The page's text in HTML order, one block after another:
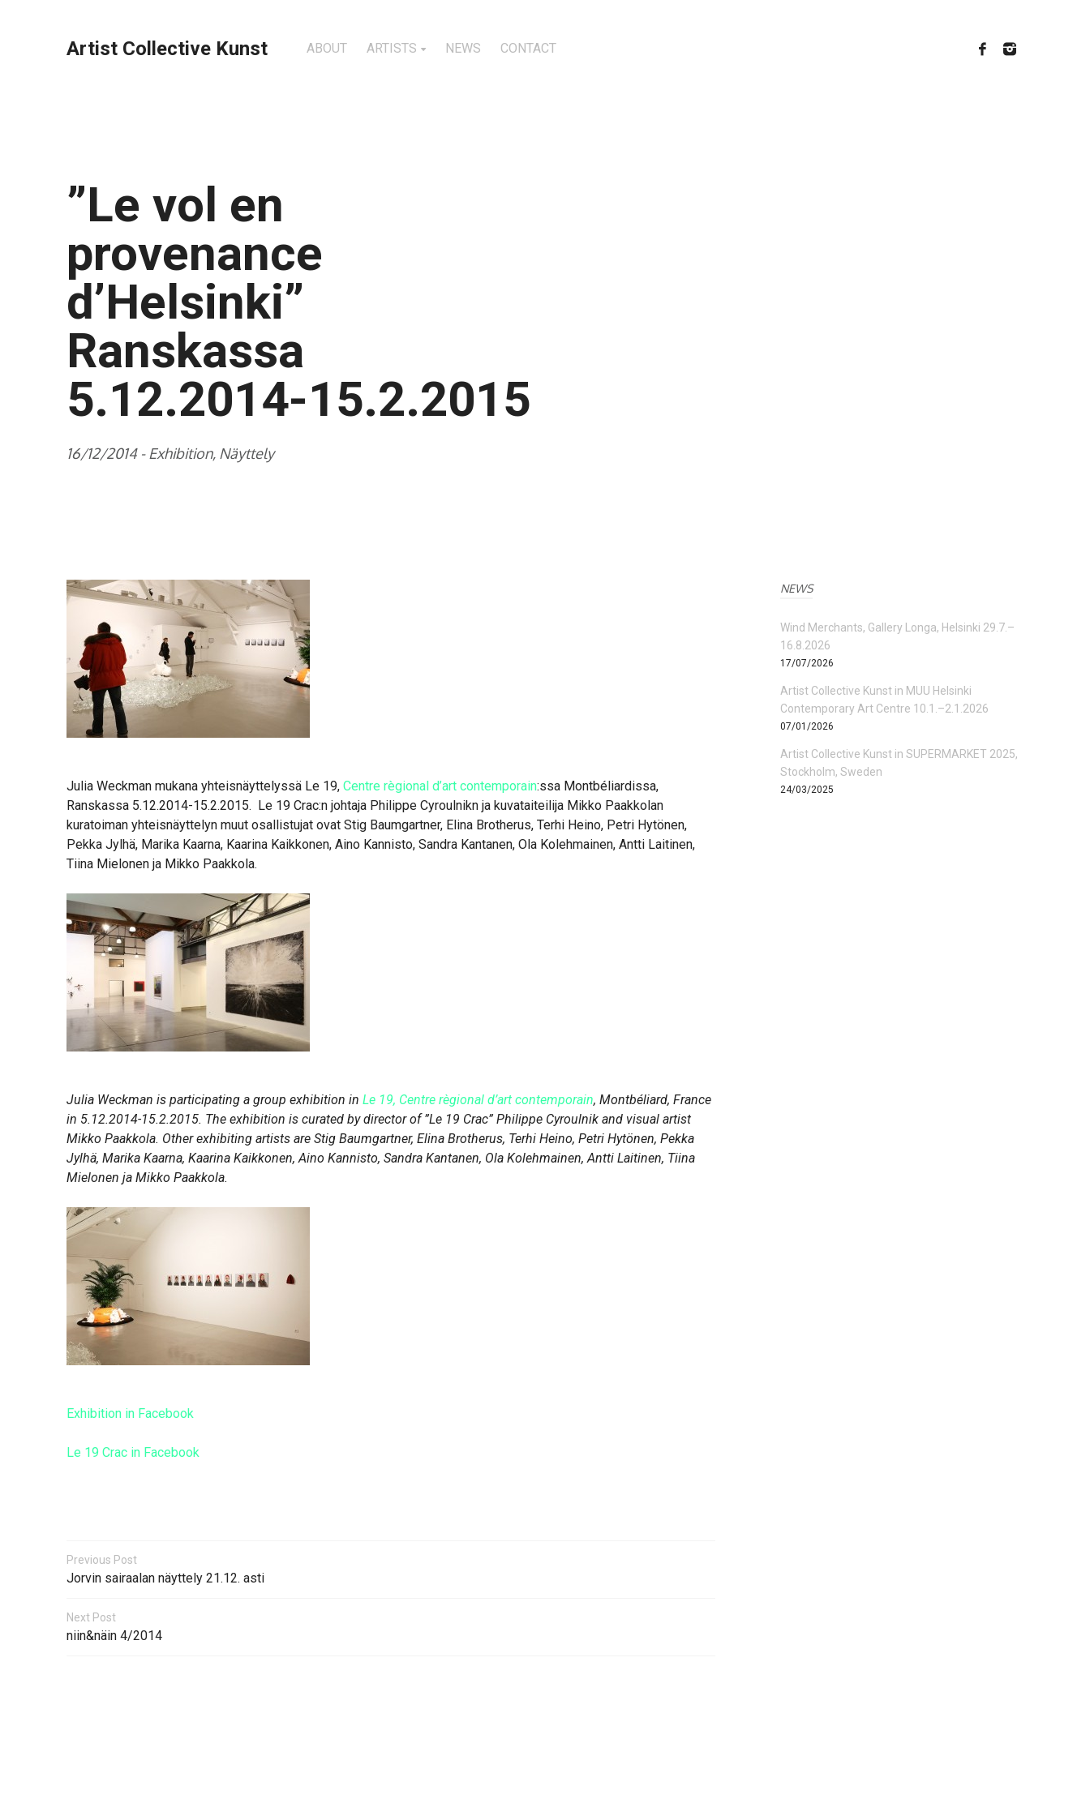
Artist Collective Kunst ABOUT ARTISTS NEWS CONTACT
”Le vol en
provenance
d’Helsinki”
Ranskassa
5.12.2014-15.2.2015
16/12/2014 - Exhibition, Näyttely
Julia Weckman mukana yhteisnäyttelyssä Le 19, Centre règional d’art contemporain:ssa Montbéliardissa,
Ranskassa 5.12.2014-15.2.2015. Le 19 Crac:n johtaja Philippe Cyroulnikn ja kuvataiteilija Mikko Paakkolan
kuratoiman yhteisnäyttelyn muut osallistujat ovat Stig Baumgartner, Elina Brotherus, Terhi Heino, Petri Hytönen,
Pekka Jylhä, Marika Kaarna, Kaarina Kaikkonen, Aino Kannisto, Sandra Kantanen, Ola Kolehmainen, Antti Laitinen,
Tiina Mielonen ja Mikko Paakkola.
Julia Weckman is participating a group exhibition in Le 19, Centre règional d’art contemporain, Montbéliard, France
in 5.12.2014-15.2.2015. The exhibition is curated by director of ”Le 19 Crac” Philippe Cyroulnik and visual artist
Mikko Paakkola. Other exhibiting artists are Stig Baumgartner, Elina Brotherus, Terhi Heino, Petri Hytönen, Pekka
Jylhä, Marika Kaarna, Kaarina Kaikkonen, Aino Kannisto, Sandra Kantanen, Ola Kolehmainen, Antti Laitinen, Tiina
Mielonen ja Mikko Paakkola.
Exhibition in Facebook
Le 19 Crac in Facebook
Previous Post
Jorvin sairaalan näyttely 21.12. asti
Next Post
niin&näin 4/2014
NEWS
Wind Merchants, Gallery Longa, Helsinki 29.7.–
16.8.2026
17/07/2026
Artist Collective Kunst in MUU Helsinki
Contemporary Art Centre 10.1.–2.1.2026
07/01/2026
Artist Collective Kunst in SUPERMARKET 2025,
Stockholm, Sweden
24/03/2025